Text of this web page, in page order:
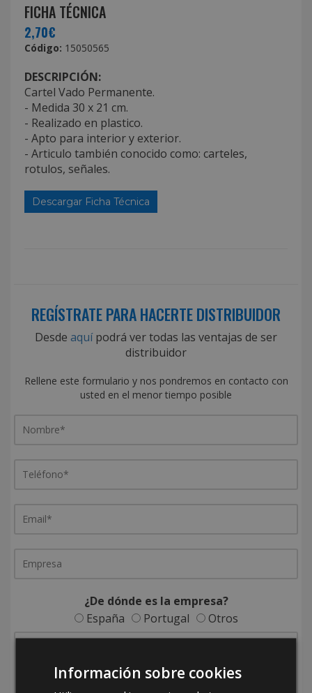
FICHA TÉCNICA
2,70€
Código: 15050565
DESCRIPCIÓN:
Cartel Vado Permanente.
- Medida 30 x 21 cm.
- Realizado en plastico.
- Apto para interior y exterior.
- Articulo también conocido como: carteles,
rotulos, señales.
Descargar Ficha Técnica
REGÍSTRATE PARA HACERTE DISTRIBUIDOR
Desde aquípodrá ver todas las ventajas de ser
distribuidor
Rellene este formulario y nos pondremos en contacto con
usted en el menor tiempo posible
¿De dónde es la empresa?
España
Portugal Otros
Información sobre cookies